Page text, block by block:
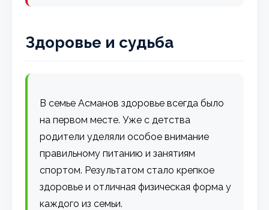
Здоровье и судьба
В семье Асманов здоровье всегда было
на первом месте. Уже с детства
родители уделяли особое внимание
правильному питанию и занятиям
спортом. Результатом стало крепкое
здоровье и отличная физическая форма у
каждого из семьи.